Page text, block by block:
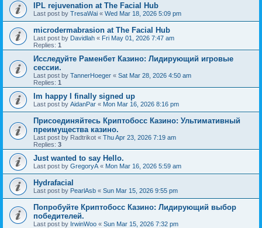
IPL rejuvenation at The Facial Hub
Last post by TresaWai « Wed Mar 18, 2026 5:09 pm
microdermabrasion at The Facial Hub
Last post by Davidlah « Fri May 01, 2026 7:47 am
Replies: 1
Исследуйте Раменбет Казино: Лидирующий игровые
сессии.
Last post by TannerHoeger « Sat Mar 28, 2026 4:50 am
Replies: 1
Im happy I finally signed up
Last post by AidanPar « Mon Mar 16, 2026 8:16 pm
Присоединяйтесь Криптобосс Казино: Ультимативный
преимущества казино.
Last post by Radtrikot « Thu Apr 23, 2026 7:19 am
Replies: 3
Just wanted to say Hello.
Last post by GregoryA « Mon Mar 16, 2026 5:59 am
Hydrafacial
Last post by PearlAsb « Sun Mar 15, 2026 9:55 pm
Попробуйте Криптобосс Казино: Лидирующий выбор
победителей.
Last post by IrwinWoo « Sun Mar 15, 2026 7:32 pm